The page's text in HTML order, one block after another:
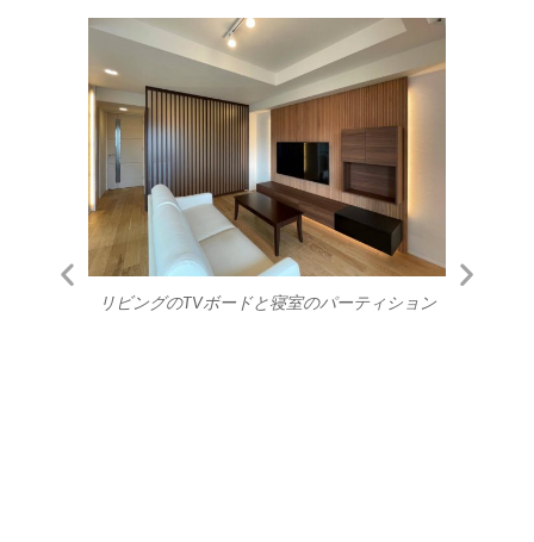
リビングのTVボードと寝室のパーティション